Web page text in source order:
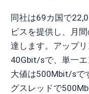
同社は69カ国で
ビスを提供し、月
達します。アップ
40Gbit/sで、単一
大値は500Mbit/sで
グスレッドで